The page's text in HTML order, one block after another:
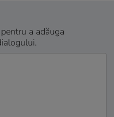
pentru a adăuga